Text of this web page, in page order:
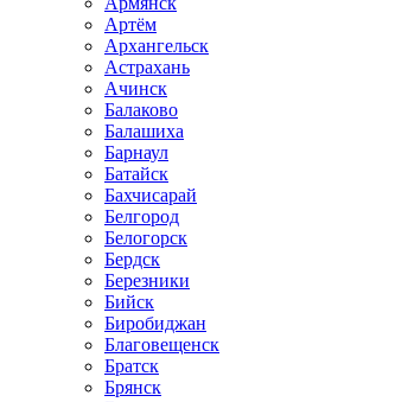
Артём
Архангельск
Астрахань
Ачинск
Балаково
Балашиха
Барнаул
Батайск
Бахчисарай
Белгород
Белогорск
Бердск
Березники
Бийск
Биробиджан
Благовещенск
Братск
Брянск